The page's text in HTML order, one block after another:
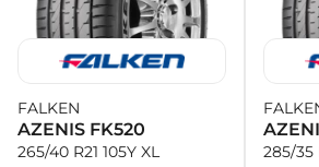
FALKEN
AZENIS FK520
265/40 R21 105Y XL 285/35